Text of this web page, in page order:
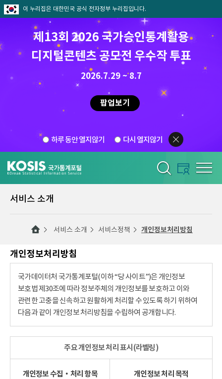
이 누리집은 대한민국 공식 전자정부 누리집입니다.
제13회 2026 국가승인통계활용
디지털콘텐츠 공모전 우수작 투표
2026.7.29 ~ 8.7
팝업보기
하루 동안 열지않기 다시 열지않기
서비스 소개
서비스 소개 서비스정책 개인정보처리방침
개인정보처리방침
국가데이터처 국가통계포털(이하 “당 사이트”)은 개인정보
보호법 제30조에 따라 정보주체의 개인정보를 보호하고 이와
관련한 고충을 신속하고 원활하게 처리할 수 있도록 하기 위하여
다음과 같이 개인정보 처리방침을 수립하여 공개합니다.
주요 개인정보 처리 표시(라벨링)
개인정보 수집‧처리 항목 개인정보 처리 목적